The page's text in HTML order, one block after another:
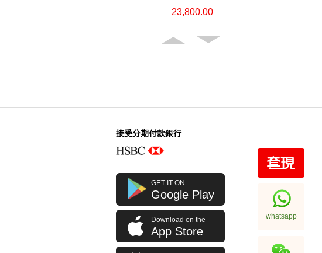
23,800.00
Hermes 愛馬仕 手袋 Evelyne 29
89 斜挎包 伊芙琳包 黑色
32,800.00
接受分期付款銀行
GET IT ON
Google Play
Download on the
App Store
whatsapp